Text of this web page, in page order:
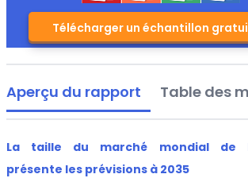
Télécharger un échantillon
Aperçu du rapport Table des
La taille du marché mondial de
présente les prévisions à 2035